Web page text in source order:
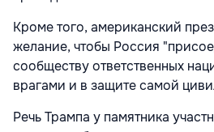
Кроме того, американский
желание, чтобы Россия
сообществу ответственных
врагами и в защите самой
Речь Трампа у памятника